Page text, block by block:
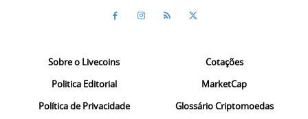
Sobre o Livecoins
Politica Editorial
Política de Privacidade
Cotações
MarketCap
Glossário Criptomoedas